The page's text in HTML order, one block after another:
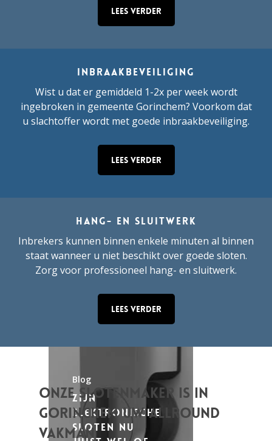
Read
Article
de voordeur
Read
Article
Blog
Zijn
elektronische
sloten nu
Lees verder
Inbraakbeveiliging
Wist u dat er gemiddeld 1-2x per week wordt
ingebroken in gemeente Gorinchem? Voorkom dat
u slachtoffer wordt met goede inbraakbeveiliging.
Lees verder
Hang- en sluitwerk
Inbrekers kunnen binnen enkele minuten al binnen
staat wanneer u niet beschikt over goede sloten.
Zorg voor professioneel hang- en sluitwerk.
Lees verder
Onze slotenmaker is in
Gorinchem uw allround
vakman